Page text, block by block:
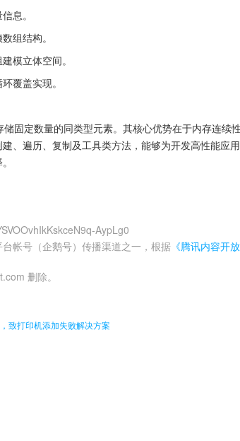
息。
组结构。
模立体空间。
覆盖实现。
固定数量的同类型元素。其核心优势在于内存连续
、遍历、复制及工具类方法，能够为开发高性能应用
AypLg0
帐号（企鹅号）传播渠道之一，根据 《腾讯内容开
删除。
致打印机添加失败解决方案